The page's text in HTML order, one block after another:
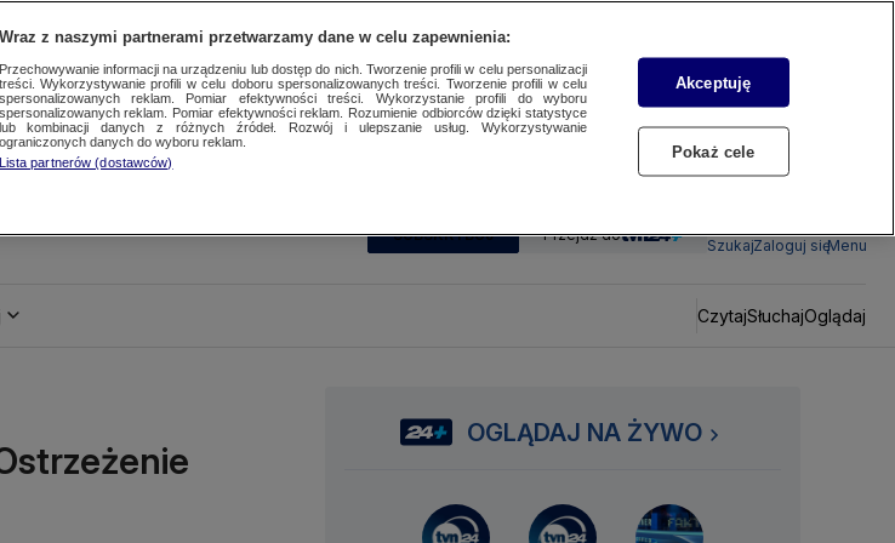
SUBSKRYBUJ Przejdź do
SzukajZaloguj sięMenu
CzytajSłuchajOglądaj
OGLĄDAJ NA ŻYWO
Wraz z naszymi partnerami przetwarzamy dane w celu zapewnienia:
Przechowywanie informacji na urządzeniu lub dostęp do nich. Tworzenie profili w celu personalizacji
treści. Wykorzystywanie profili w celu doboru spersonalizowanych treści. Tworzenie profili w celu
spersonalizowanych reklam. Pomiar efektywności treści. Wykorzystanie profili do wyboru
spersonalizowanych reklam. Pomiar efektywności reklam. Rozumienie odbiorców dzięki statystyce
lub kombinacji danych z różnych źródeł. Rozwój i ulepszanie usług. Wykorzystywanie
ograniczonych danych do wyboru reklam.
Lista partnerów (dostawców)
Akceptuję
Pokaż cele